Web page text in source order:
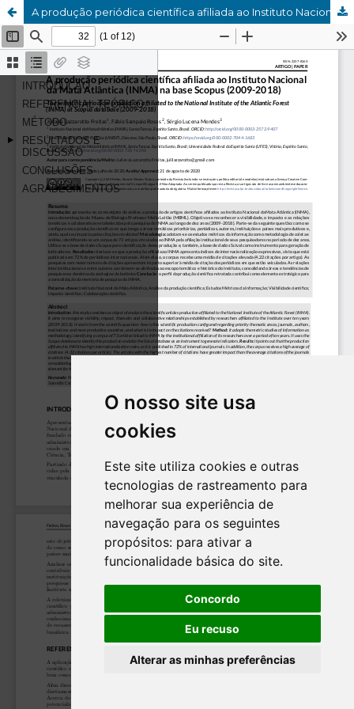
O nosso site usa
cookies
Este site utiliza cookies e outras
tecnologias de rastreamento para
melhorar sua experiência de
navegação para os seguintes
propósitos: para ativar a
funcionalidade básica do site.
Concordo
Eu recuso
Alterar as minhas preferências
A produção periódica científica afiliada ao Instituto Nacional da Mata Atlântica (INMA) na base de dados Scopus (2009-2018)